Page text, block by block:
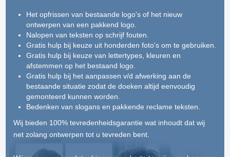
Het opfrissen van bestaande logo's of het nieuw
ontwerpen van een pakkend logo.
Nalopen van teksten op schrijf fouten.
Gratis hulp bij keuze uit honderden foto's om te gebruiken.
Gratis hulp bij keuze van lettertypes, kleuren en
afstemmen op het bestaand logo.
Gratis hulp bij het aanpassen v/d afwerking aan de
bestaande situatie zodat de doeken altijd eenvoudig
gemonteerd kunnen worden.
Bedenken van slogans en pakkende reclame teksten.
Wij bieden 100% tevredenheidsgarantie wat inhoudt dat wij
net zolang ontwerpen tot u tevreden bent.